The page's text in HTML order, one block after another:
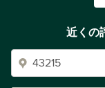
近くの